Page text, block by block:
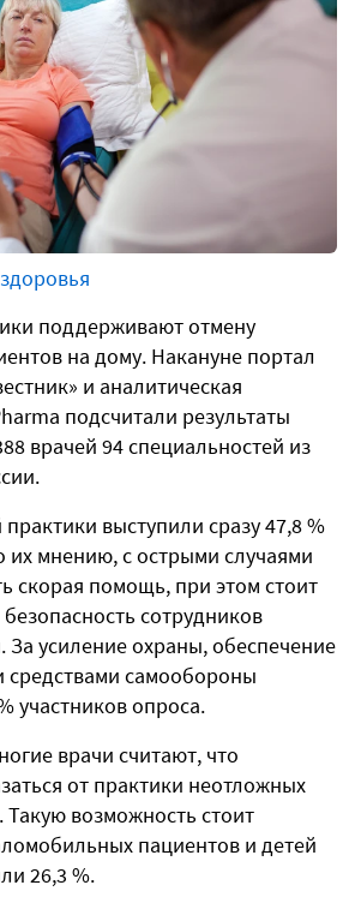
поддерживают отмену
на дому. Накануне портал
и аналитическая
подсчитали результаты
врачей 94 специальностей из
выступили сразу 47,8 %
мнению, с острыми случаями
скорая помощь, при этом стоит
сотрудников
За усиление охраны, обеспечение
средствами самообороны
участников опроса.
врачи считают, что
от практики неотложных
Такую возможность стоит
пациентов и детей
26,3 %.